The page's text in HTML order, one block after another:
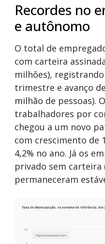
Recordes no
e autônomo
O total de
com carteira
milhões),
trimestre e avanço
milhão de pessoas).
trabalhadores por
chegou a um novo
com crescimento de
4,2% no ano. Já os
privado sem carteira
permaneceram